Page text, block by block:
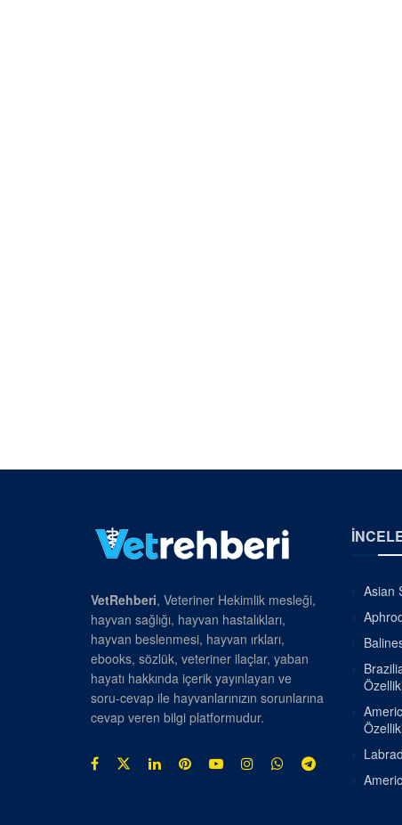
VetRehberi, Veteriner Hekimlik mesleği,
hayvan sağlığı, hayvan hastalıkları,
hayvan beslenmesi, hayvan ırkları,
ebooks, sözlük, veteriner ilaçlar, yaban
hayatı hakkında içerik yayınlayan ve
soru-cevap ile hayvanlarınızın sorunlarına
cevap veren bilgi platformudur.
Asian